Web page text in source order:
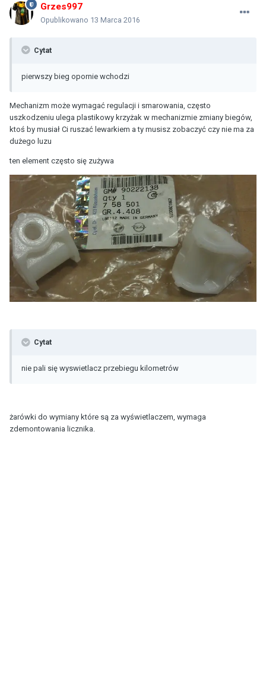
Grzes997
Opublikowano 13 Marca 2016
Cytat
pierwszy bieg opornie wchodzi
Mechanizm może wymagać regulacji i smarowania, często
uszkodzeniu ulega plastikowy krzyżak w mechanizmie zmiany biegów,
ktoś by musiał Ci ruszać lewarkiem a ty musisz zobaczyć czy nie ma za
dużego luzu
ten element często się zużywa
Cytat
nie pali się wyswietlacz przebiegu kilometrów
żarówki do wymiany które są za wyświetlaczem, wymaga
zdemontowania licznika.